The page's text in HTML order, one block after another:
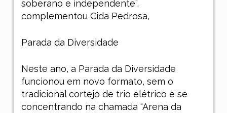
soberano e independente”,
complementou Cida Pedrosa,
Parada da Diversidade
Neste ano, a Parada da Diversidade
funcionou em novo formato, sem o
tradicional cortejo de trio elétrico e se
concentrando na chamada “Arena da